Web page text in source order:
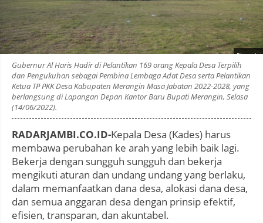
Photo by
:
Gubernur Al Haris Hadir di Pelantikan 169 orang Kepala Desa Terpilih
dan Pengukuhan sebagai Pembina Lembaga Adat Desa serta Pelantikan
Ketua TP PKK Desa Kabupaten Merangin Masa Jabatan 2022-2028, yang
berlangsung di Lapangan Depan Kantor Baru Bupati Merangin, Selasa
(14/06/2022).
RADARJAMBI.CO.ID-Kepala Desa (Kades) harus
membawa perubahan ke arah yang lebih baik lagi.
Bekerja dengan sungguh sungguh dan bekerja
mengikuti aturan dan undang undang yang berlaku,
dalam memanfaatkan dana desa, alokasi dana desa,
dan semua anggaran desa dengan prinsip efektif,
efisien, transparan, dan akuntabel.